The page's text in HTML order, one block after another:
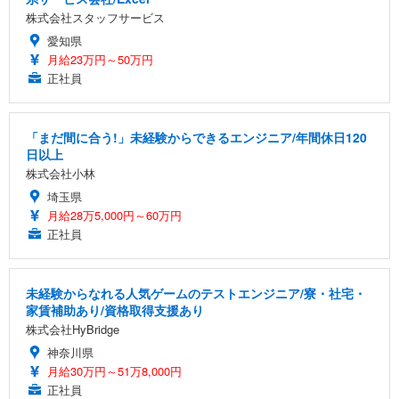
株式会社スタッフサービス
愛知県
月給23万円～50万円
正社員
「まだ間に合う!」未経験からできるエンジニア/年間休日120
日以上
株式会社小林
埼玉県
月給28万5,000円～60万円
正社員
未経験からなれる人気ゲームのテストエンジニア/寮・社宅・
家賃補助あり/資格取得支援あり
株式会社HyBridge
神奈川県
月給30万円～51万8,000円
正社員